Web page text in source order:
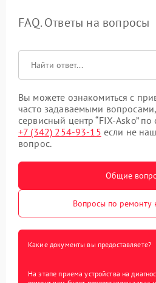
FAQ. Ответы на вопросы
Вы можете ознакомиться с
часто задаваемыми
сервисный центр “FIX-Asko”
+7 (342) 254-93-15 если не
вопрос.
Общие
Вопросы по
Какие документы вы предоставляете?
На этапе приема устройства на